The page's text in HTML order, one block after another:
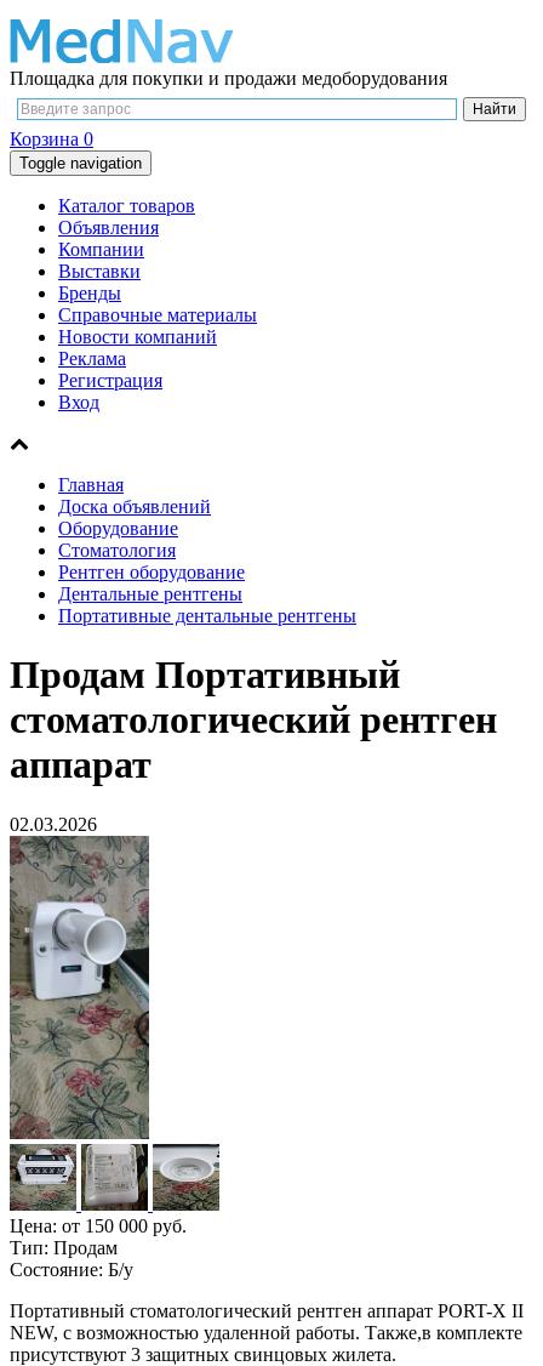
Площадка для покупки и продажи медоборудования
Корзина 0
Toggle navigation
Каталог товаров
Объявления
Компании
Выставки
Бренды
Справочные материалы
Новости компаний
Реклама
Регистрация
Вход
Главная
Доска объявлений
Оборудование
Стоматология
Рентген оборудование
Дентальные рентгены
Портативные дентальные рентгены
Продам Портативный
стоматологический рентген
аппарат
02.03.2026
Цена: от 150 000 руб.
Тип: Продам
Состояние: Б/у
Портативный стоматологический рентген аппарат PORT-X II
NEW, с возможностью удаленной работы. Также,в комплекте
присутствуют 3 защитных свинцовых жилета.